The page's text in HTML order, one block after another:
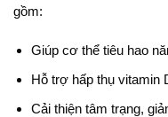
gồm:
Giúp cơ thể tiêu hao
Hỗ trợ hấp thụ vitamin
Cải thiện tâm trạng,